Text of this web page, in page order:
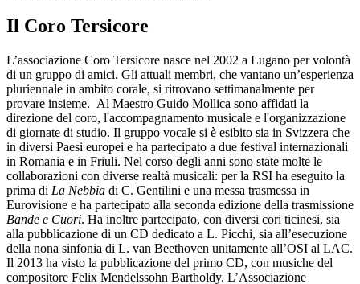
Il Coro Tersicore
L’associazione Coro Tersicore nasce nel 2002 a Lugano per volontà
di un gruppo di amici. Gli attuali membri, che vantano un’esperienza
pluriennale in ambito corale, si ritrovano settimanalmente per
provare insieme. Al Maestro Guido Mollica sono affidati la
direzione del coro, l'accompagnamento musicale e l'organizzazione
di giornate di studio. Il gruppo vocale si è esibito sia in Svizzera che
in diversi Paesi europei e ha partecipato a due festival internazionali
in Romania e in Friuli. Nel corso degli anni sono state molte le
collaborazioni con diverse realtà musicali: per la RSI ha eseguito la
prima di La Nebbia di C. Gentilini e una messa trasmessa in
Eurovisione e ha partecipato alla seconda edizione della trasmissione
Bande e Cuori. Ha inoltre partecipato, con diversi cori ticinesi, sia
alla pubblicazione di un CD dedicato a L. Picchi, sia all’esecuzione
della nona sinfonia di L. van Beethoven unitamente all’OSI al LAC.
Il 2013 ha visto la pubblicazione del primo CD, con musiche del
compositore Felix Mendelssohn Bartholdy. L’Associazione